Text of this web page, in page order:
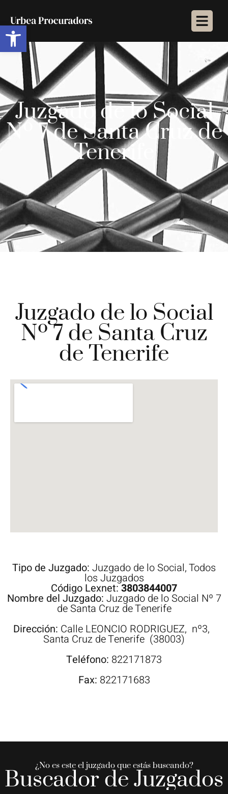
Abrir barra de herramientas
Juzgado de lo Social
Nº 7 de Santa Cruz de
Tenerife
Juzgado de lo Social
Nº 7 de Santa Cruz
de Tenerife
Tipo de Juzgado: Juzgado de lo Social,Todos
los Juzgados
Código Lexnet:3803844007
Nombre del Juzgado: Juzgado de lo Social Nº 7
de Santa Cruz de Tenerife
Dirección: Calle LEONCIO RODRIGUEZ, nº3,
Santa Cruz de Tenerife (38003)
Teléfono: 822171873
Fax: 822171683
¿No es este el juzgado que estás buscando?
Buscador de Juzgados